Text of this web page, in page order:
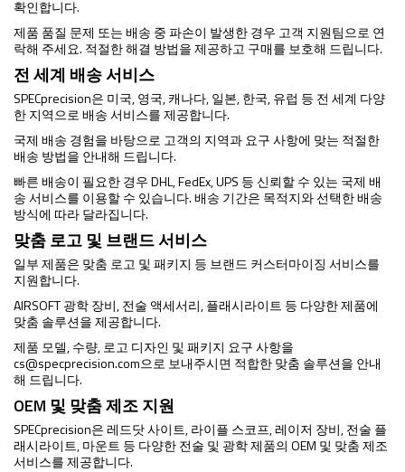
확인합니다.
제품 품질 문제 또는 배송 중 파손이 발생한 경우 고객 지원팀으로 연
락해 주세요. 적절한 해결 방법을 제공하고 구매를 보호해 드립니다.
전 세계 배송 서비스
SPECprecision은 미국, 영국, 캐나다, 일본, 한국, 유럽 등 전 세계 다양
한 지역으로 배송 서비스를 제공합니다.
국제 배송 경험을 바탕으로 고객의 지역과 요구 사항에 맞는 적절한
배송 방법을 안내해 드립니다.
빠른 배송이 필요한 경우 DHL, FedEx, UPS 등 신뢰할 수 있는 국제 배
송 서비스를 이용할 수 있습니다. 배송 기간은 목적지와 선택한 배송
방식에 따라 달라집니다.
맞춤 로고 및 브랜드 서비스
일부 제품은 맞춤 로고 및 패키지 등 브랜드 커스터마이징 서비스를
지원합니다.
AIRSOFT 광학 장비, 전술 액세서리, 플래시라이트 등 다양한 제품에
맞춤 솔루션을 제공합니다.
제품 모델, 수량, 로고 디자인 및 패키지 요구 사항을
cs@specprecision.com으로 보내주시면 적합한 맞춤 솔루션을 안내
해 드립니다.
OEM 및 맞춤 제조 지원
SPECprecision은 레드닷 사이트, 라이플 스코프, 레이저 장비, 전술 플
래시라이트, 마운트 등 다양한 전술 및 광학 제품의 OEM 및 맞춤 제조
서비스를 제공합니다.